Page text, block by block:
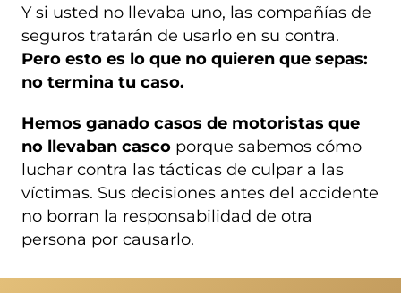
Y si usted no llevaba uno, las compañías de
seguros tratarán de usarlo en su contra.
Pero esto es lo que no quieren que sepas:
no termina tu caso.
Hemos ganado casos de motoristas que
no llevaban casco porque sabemos cómo
luchar contra las tácticas de culpar a las
víctimas. Sus decisiones antes del accidente
no borran la responsabilidad de otra
persona por causarlo.